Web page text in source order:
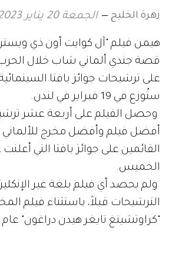
زهرة الخليج الجمعة 20 يناير 2023 11:28
هيمن فيلم "آل كوايت أون ذي
قصة جندي ألماني شاب خلال الحرب
على ترشيحات جوائز بافتا السينمائية
ستُوزع في 19 فبراير في لندن.
وحصل الفيلم على أربعة عشر
أفضل فيلم وأفضل مخرج للألماني
القائمين على جوائز بافتا التي
الخميس.
ولم يحصد أي فيلم بلغة غير
الترشيحات قبلاً، باستثناء فيلم
"كراوتشينغ تايغر هيدن دراغون" عام 2001.